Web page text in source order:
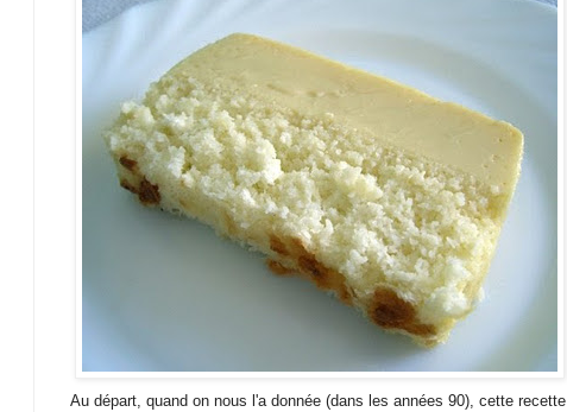
Au départ, quand on nous l'a donnée (dans les années 90), cette recette